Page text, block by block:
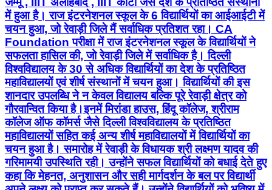
में हुआ है। राज इंटरनेशनल स्कूल के 6 विद्यार्थियों का आईआईटी में
चयन हुआ, जो रेवाड़ी जिले मैं सर्वाधिक प्रतिशत रहा। CA
Foundation परीक्षा में राज इंटरनेशनल स्कूल के विद्यार्थियों ने
सफलता हासिल की, जो रेवाड़ी जिले में सर्वाधिक है। दिल्ली
विश्वविद्यालय के 30 से अधिक विद्यार्थियों का देश के प्रतिष्ठित
महाविद्यालयों एवं शीर्ष संस्थानों में चयन हुआ। विद्यार्थियों की इस
शानदार उपलब्धि ने न केवल विद्यालय बल्कि पूरे रेवाड़ी क्षेत्र को
गौरवान्वित किया है।इनमें मिरांडा हाउस, हिंदू कॉलेज, श्रीराम
कॉलेज ऑफ कॉमर्स जैसे दिल्ली विश्वविद्यालय के प्रतिष्ठित
महाविद्यालयों सहित कई अन्य शीर्ष महाविद्यालयों में विद्यार्थियों का
चयन हुआ है। समारोह में रेवाड़ी के विधायक श्री लक्ष्मण यादव की
गरिमामयी उपस्थिति रही। उन्होंने सफल विद्यार्थियों को बधाई देते हुए
कहा कि मेहनत, अनुशासन और सही मार्गदर्शन के बल पर विद्यार्थी